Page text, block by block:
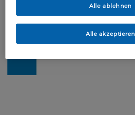
Alle ablehnen
Alle akzeptieren